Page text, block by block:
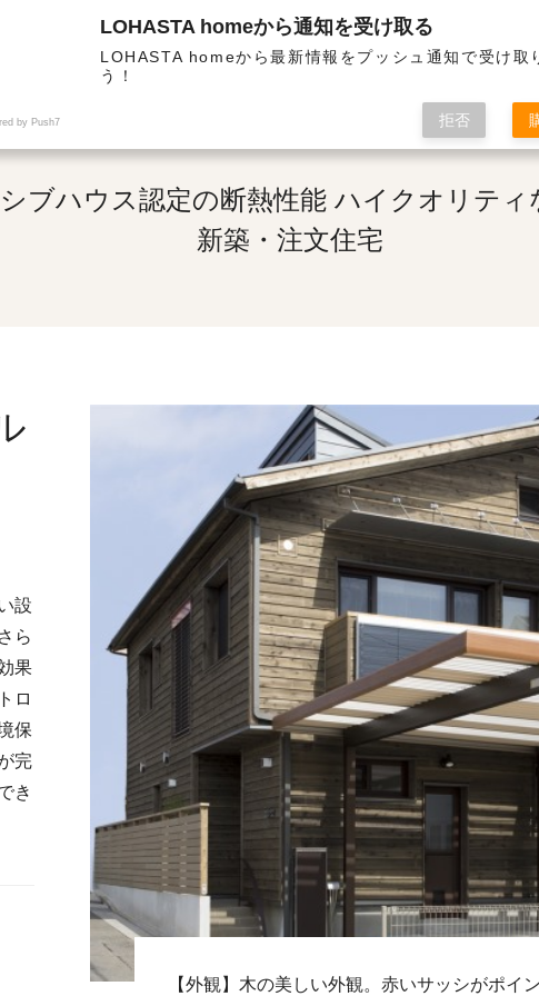
断熱・高気密の高性能住宅 | ドイツパッシブハウス認定の断熱性能 ハイクオリティな暮らしを演出
ブハウス認定の断熱性能 ハイクオリテ
新築・注文住宅
設
ら
果
ロ
保
完
き
【外観】木の美しい外観。赤いサッシがポイ
LOHASTA homeから通知を受け取る
LOHASTA homeから最新情報をプッシュ通知で受け取
う！
by Push7 拒否